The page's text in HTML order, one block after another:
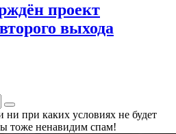
проект
выхода
ни при каких условиях не будет
тоже ненавидим спам!